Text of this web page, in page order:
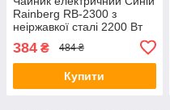
Rainberg RB-2300 з
неіржавкої сталі 2200 Вт
384 ₴ 484 ₴
Купити